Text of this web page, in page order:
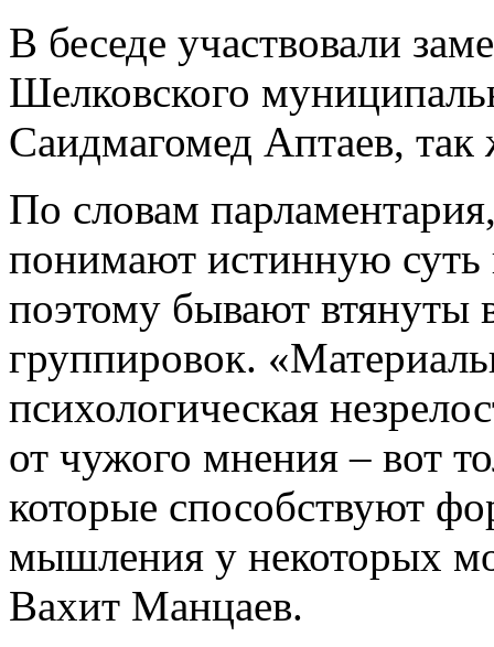
В беседе участвовали
Шелковского
Саидмагомед Аптаев,
По словам
понимают истинную
поэтому бывают втянуты
группировок.
психологическая
от чужого мнения – вот
которые способствуют
мышления у некоторых
Вахит Манцаев.